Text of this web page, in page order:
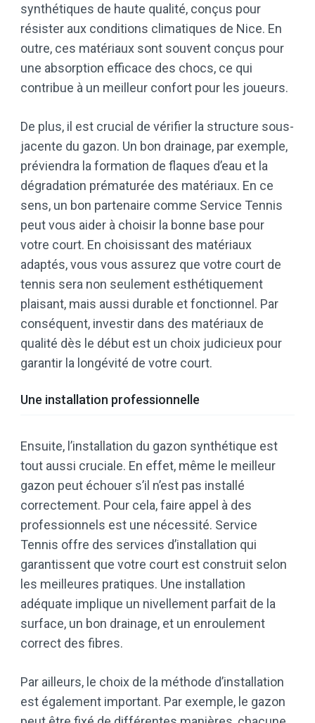
synthétiques de haute qualité, conçus pour
résister aux conditions climatiques de Nice. En
outre, ces matériaux sont souvent conçus pour
une absorption efficace des chocs, ce qui
contribue à un meilleur confort pour les joueurs.
De plus, il est crucial de vérifier la structure sous-
jacente du gazon. Un bon drainage, par exemple,
préviendra la formation de flaques d’eau et la
dégradation prématurée des matériaux. En ce
sens, un bon partenaire comme Service Tennis
peut vous aider à choisir la bonne base pour
votre court. En choisissant des matériaux
adaptés, vous vous assurez que votre court de
tennis sera non seulement esthétiquement
plaisant, mais aussi durable et fonctionnel. Par
conséquent, investir dans des matériaux de
qualité dès le début est un choix judicieux pour
garantir la longévité de votre court.
Une installation professionnelle
Ensuite, l’installation du gazon synthétique est
tout aussi cruciale. En effet, même le meilleur
gazon peut échouer s’il n’est pas installé
correctement. Pour cela, faire appel à des
professionnels est une nécessité. Service
Tennis offre des services d’installation qui
garantissent que votre court est construit selon
les meilleures pratiques. Une installation
adéquate implique un nivellement parfait de la
surface, un bon drainage, et un enroulement
correct des fibres.
Par ailleurs, le choix de la méthode d’installation
est également important. Par exemple, le gazon